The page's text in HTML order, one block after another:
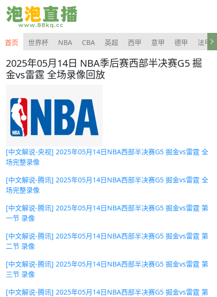
首页 世界杯 NBA CBA 英超 西甲 意甲 德甲 法甲
2025年05月14日 NBA季后赛西部半决赛G5 掘
金vs雷霆 全场录像回放
[中文解说-央视] 2025年05月14日NBA西部半决赛G5 掘金vs雷霆 全
场完整录像
[中文解说-腾讯] 2025年05月14日NBA西部半决赛G5 掘金vs雷霆 全
场完整录像
[中文解说-腾讯] 2025年05月14日NBA西部半决赛G5 掘金vs雷霆 第
一节 录像
[中文解说-腾讯] 2025年05月14日NBA西部半决赛G5 掘金vs雷霆 第
二节 录像
[中文解说-腾讯] 2025年05月14日NBA西部半决赛G5 掘金vs雷霆 第
三节 录像
[中文解说-腾讯] 2025年05月14日NBA西部半决赛G5 掘金vs雷霆 第